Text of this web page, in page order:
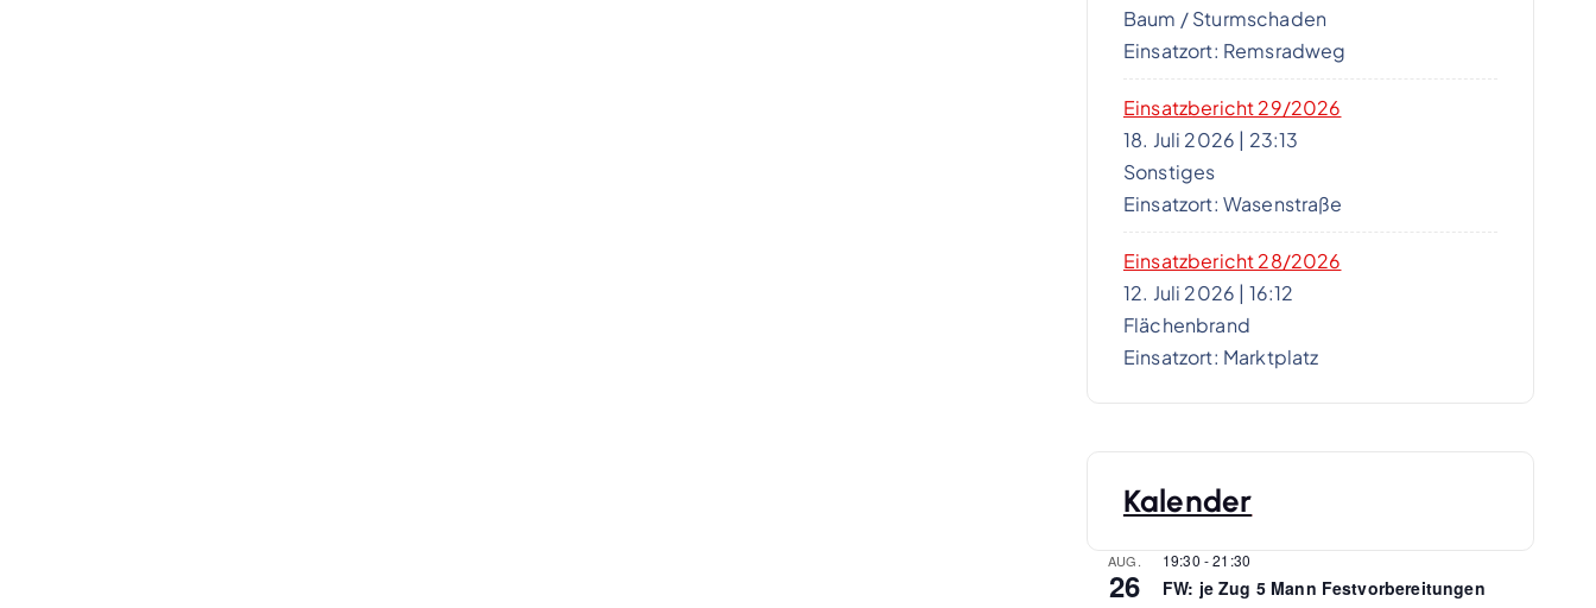
Baum / Sturmschaden
Einsatzort: Remsradweg
Einsatzbericht 29/2026
18. Juli 2026 | 23:13
Sonstiges
Einsatzort: Wasenstraße
Einsatzbericht 28/2026
12. Juli 2026 | 16:12
Flächenbrand
Einsatzort: Marktplatz
Kalender
AUG.
26
19:30 -21:30
FW: je Zug 5 Mann Festvorbereitungen